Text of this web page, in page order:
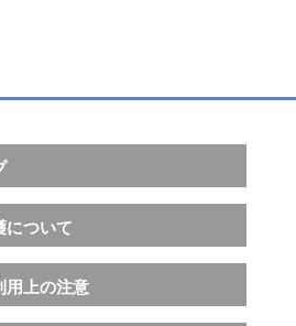
について
用上の注意